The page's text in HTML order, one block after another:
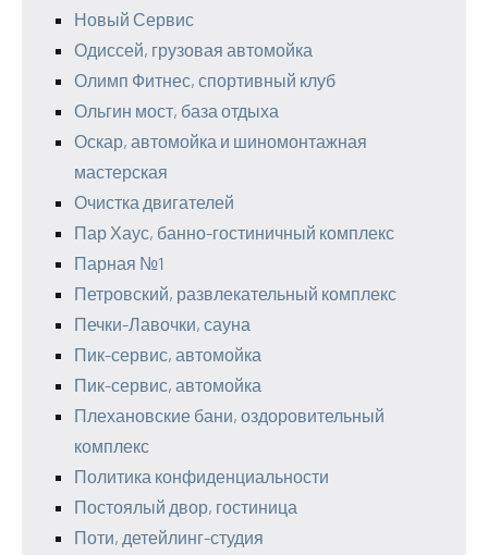
Новый Сервис
Одиссей, грузовая автомойка
Олимп Фитнес, спортивный клуб
Ольгин мост, база отдыха
Оскар, автомойка и шиномонтажная
мастерская
Очистка двигателей
Пар Хаус, банно-гостиничный комплекс
Парная №1
Петровский, развлекательный комплекс
Печки-Лавочки, сауна
Пик-сервис, автомойка
Пик-сервис, автомойка
Плехановские бани, оздоровительный
комплекс
Политика конфиденциальности
Постоялый двор, гостиница
Поти, детейлинг-студия